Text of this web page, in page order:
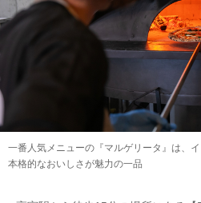
一番人気メニューの『マルゲリータ』は、
本格的なおいしさが魅力の一品